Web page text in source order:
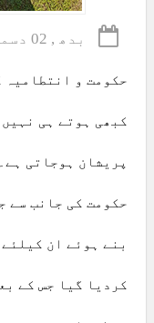
بدھ , 02 دسمبر 2020ء
حکومت و انتطامیہ
کبھی ہوتے ہی
پریشان ہوجاتی
حکومت کی جانب سے
بنے ہوئے ان
کردیا گیا جس کے